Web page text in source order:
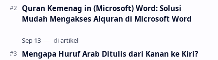
Quran Kemenag in (Microsoft) Word: Solusi
Mudah Mengakses Alquran di Microsoft Word
Mengapa Huruf Arab Ditulis dari Kanan ke Kiri?